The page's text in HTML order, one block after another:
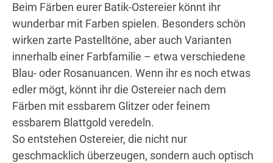
Beim Färben eurer Batik-Ostereier könnt ihr
wunderbar mit Farben spielen. Besonders schön
wirken zarte Pastelltöne, aber auch Varianten
innerhalb einer Farbfamilie – etwa verschiedene
Blau- oder Rosanuancen. Wenn ihr es noch etwas
edler mögt, könnt ihr die Ostereier nach dem
Färben mit essbarem Glitzer oder feinem
essbarem Blattgold veredeln.
So entstehen Ostereier, die nicht nur
geschmacklich überzeugen, sondern auch optisch